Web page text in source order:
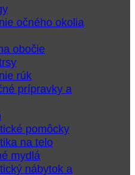
očného okolia
obočie
rúk
prípravky a
pomôcky
na telo
mydlá
nábytok a